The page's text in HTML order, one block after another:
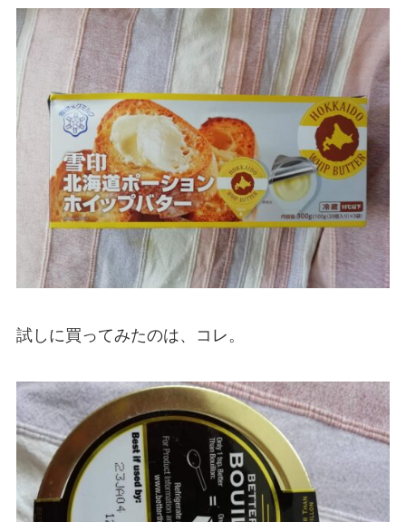
試しに買ってみたのは、コレ。